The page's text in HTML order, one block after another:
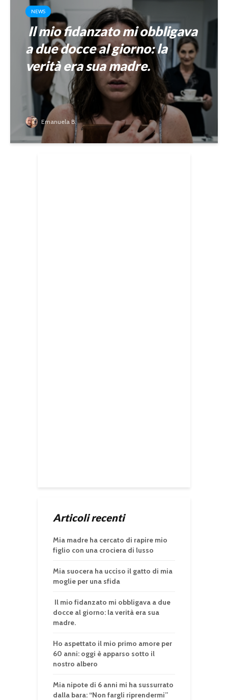
NEWS
Il mio fidanzato mi obbligava
a due docce al giorno: la
verità era sua madre.
Emanuela B.
Articoli recenti
Mia madre ha cercato di rapire mio
figlio con una crociera di lusso
Mia suocera ha ucciso il gatto di mia
moglie per una sfida
Il mio fidanzato mi obbligava a due
docce al giorno: la verità era sua
madre.
Ho aspettato il mio primo amore per
60 anni: oggi è apparso sotto il
nostro albero
Mia nipote di 6 anni mi ha sussurrato
dalla bara: “Non fargli riprendermi”